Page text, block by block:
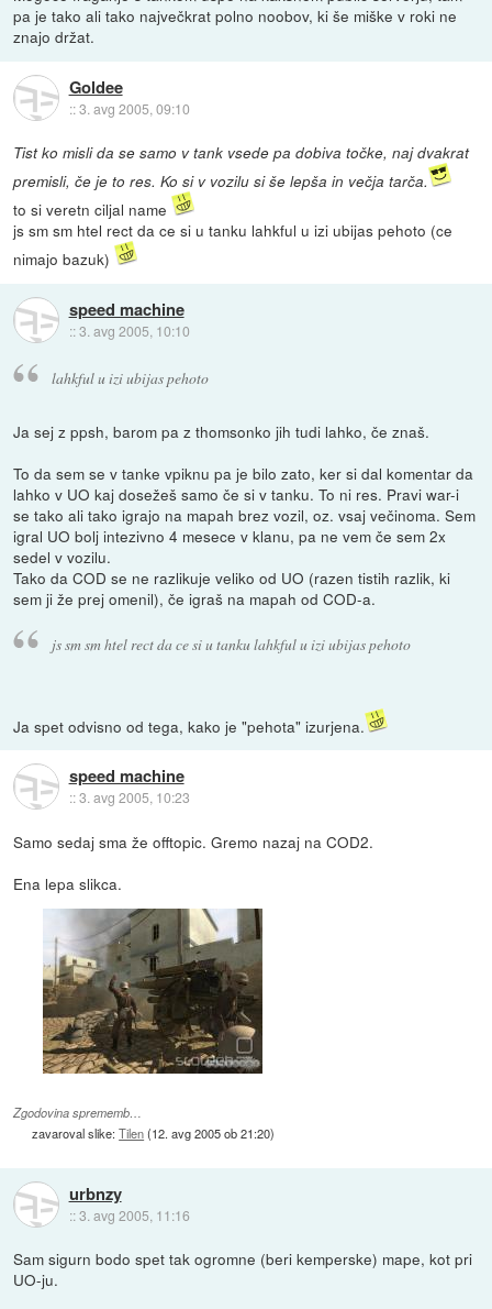
pa je tako ali tako največkrat polno noobov, ki še miške v roki ne
znajo držat.
Goldee
::3. avg 2005, 09:10
Tist ko misli da se samo v tank vsede pa dobiva točke, naj dvakrat
premisli, če je to res. Ko si v vozilu si še lepša in večja tarča.
to si veretn ciljal name
js sm sm htel rect da ce si u tanku lahkful u izi ubijas pehoto (ce
nimajo bazuk)
speed machine
::3. avg 2005, 10:10
lahkful u izi ubijas pehoto
Ja sej z ppsh, barom pa z thomsonko jih tudi lahko, če znaš.
To da sem se v tanke vpiknu pa je bilo zato, ker si dal komentar da
lahko v UO kaj dosežeš samo če si v tanku. To ni res. Pravi war-i
se tako ali tako igrajo na mapah brez vozil, oz. vsaj večinoma. Sem
igral UO bolj intezivno 4 mesece v klanu, pa ne vem če sem 2x
sedel v vozilu.
Tako da COD se ne razlikuje veliko od UO (razen tistih razlik, ki
sem ji že prej omenil), če igraš na mapah od COD-a.
js sm sm htel rect da ce si u tanku lahkful u izi ubijas pehoto
Ja spet odvisno od tega, kako je "pehota" izurjena.
speed machine
::3. avg 2005, 10:23
Samo sedaj sma že offtopic. Gremo nazaj na COD2.
Ena lepa slikca.
Zgodovina sprememb…
zavaroval slike:Tilen(12. avg 2005 ob 21:20)
urbnzy
::3. avg 2005, 11:16
Sam sigurn bodo spet tak ogromne (beri kemperske) mape, kot pri
UO-ju.